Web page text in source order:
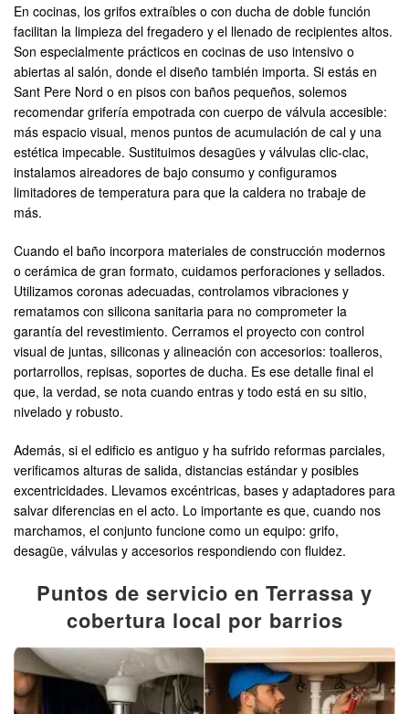
En cocinas, los grifos extraíbles o con ducha de doble función
facilitan la limpieza del fregadero y el llenado de recipientes altos.
Son especialmente prácticos en cocinas de uso intensivo o
abiertas al salón, donde el diseño también importa. Si estás en
Sant Pere Nord o en pisos con baños pequeños, solemos
recomendar grifería empotrada con cuerpo de válvula accesible:
más espacio visual, menos puntos de acumulación de cal y una
estética impecable. Sustituimos desagües y válvulas clic-clac,
instalamos aireadores de bajo consumo y configuramos
limitadores de temperatura para que la caldera no trabaje de
más.
Cuando el baño incorpora materiales de construcción modernos
o cerámica de gran formato, cuidamos perforaciones y sellados.
Utilizamos coronas adecuadas, controlamos vibraciones y
rematamos con silicona sanitaria para no comprometer la
garantía del revestimiento. Cerramos el proyecto con control
visual de juntas, siliconas y alineación con accesorios: toalleros,
portarrollos, repisas, soportes de ducha. Es ese detalle final el
que, la verdad, se nota cuando entras y todo está en su sitio,
nivelado y robusto.
Además, si el edificio es antiguo y ha sufrido reformas parciales,
verificamos alturas de salida, distancias estándar y posibles
excentricidades. Llevamos excéntricas, bases y adaptadores para
salvar diferencias en el acto. Lo importante es que, cuando nos
marchamos, el conjunto funcione como un equipo: grifo,
desagüe, válvulas y accesorios respondiendo con fluidez.
Puntos de servicio en Terrassa y
cobertura local por barrios